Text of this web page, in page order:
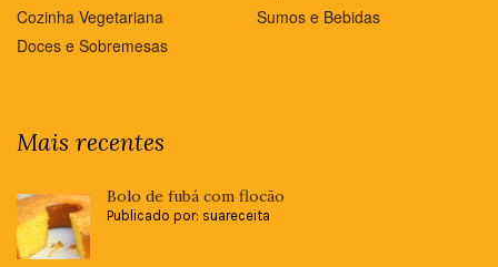
Cozinha Vegetariana
Doces e Sobremesas
Sumos e Bebidas
Mais recentes
Bolo de fubá com flocão
Publicado por: suareceita